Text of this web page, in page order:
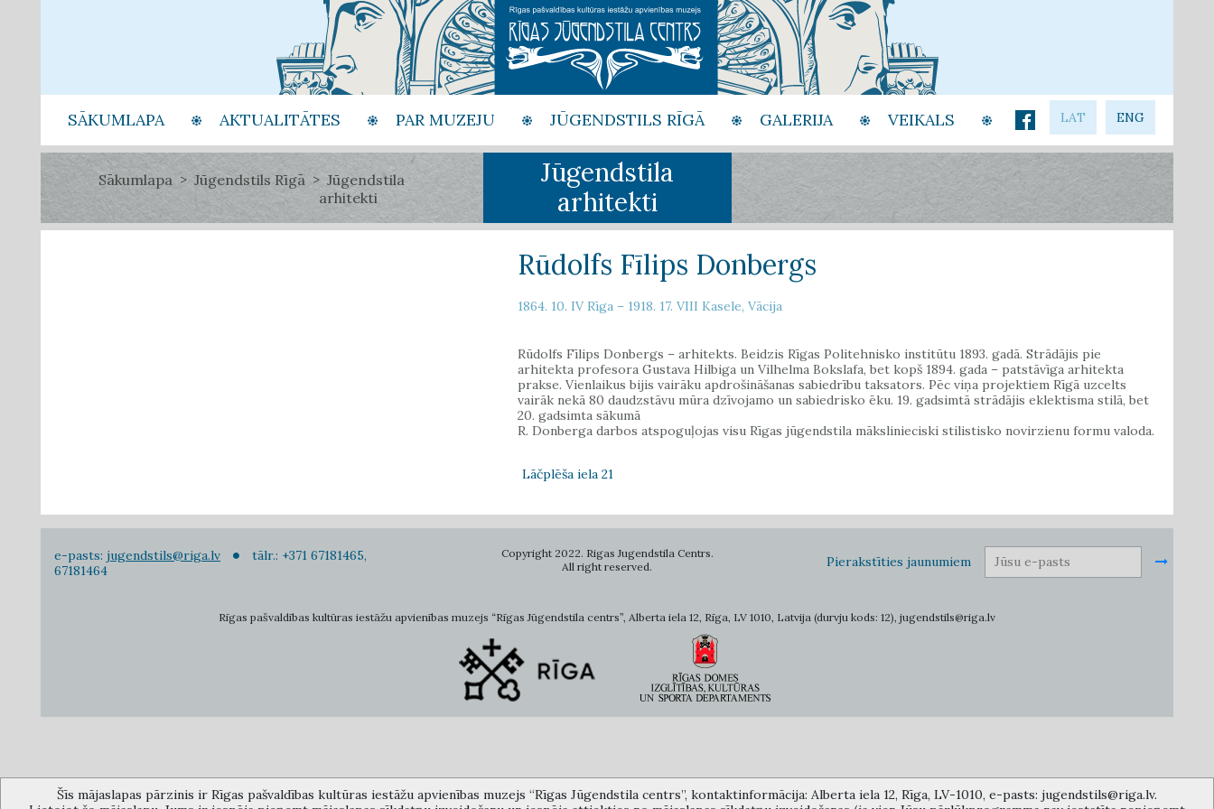
SĀKUMLAPA AKTUALITĀTES PAR MUZEJU JŪGENDSTILS RĪGĀ GALERIJA VEIKALS LAT ENG
Sākumlapa Jūgendstils Rīgā
Jūgendstila
arhitekti
Jūgendstila
arhitekti
Rūdolfs Fīlips Donbergs
1864. 10. IV Rīga – 1918. 17. VIII Kasele, Vācija
Rūdolfs Fīlips Donbergs – arhitekts. Beidzis Rīgas Politehnisko institūtu 1893. gadā. Strādājis pie
arhitekta profesora Gustava Hilbiga un Vilhelma Bokslafa, bet kopš 1894. gada – patstāvīga arhitekta
prakse. Vienlaikus bijis vairāku apdrošināšanas sabiedrību taksators. Pēc viņa projektiem Rīgā uzcelts
vairāk nekā 80 daudzstāvu mūra dzīvojamo un sabiedrisko ēku. 19. gadsimtā strādājis eklektisma stilā, bet
20. gadsimta sākumā
R. Donberga darbos atspoguļojas visu Rīgas jūgendstila mākslinieciski stilistisko novirzienu formu valoda.
Lāčplēša iela 21
e-pasts: jugendstils@riga.lv
tālr.: +371 67181465,
67181464
Copyright 2022. Rigas Jugendstila Centrs.
All right reserved.
Pierakstīties jaunumiem
Rīgas pašvaldības kultūras iestāžu apvienības muzejs “Rīgas Jūgendstila centrs”, Alberta iela 12, Rīga, LV 1010, Latvija (durvju kods: 12), jugendstils@riga.lv
Šīs mājaslapas pārzinis ir Rīgas pašvaldības kultūras iestāžu apvienības muzejs “Rīgas Jūgendstila centrs”, kontaktinformācija: Alberta iela 12, Rīga, LV-1010, e-pasts: jugendstils@riga.lv.